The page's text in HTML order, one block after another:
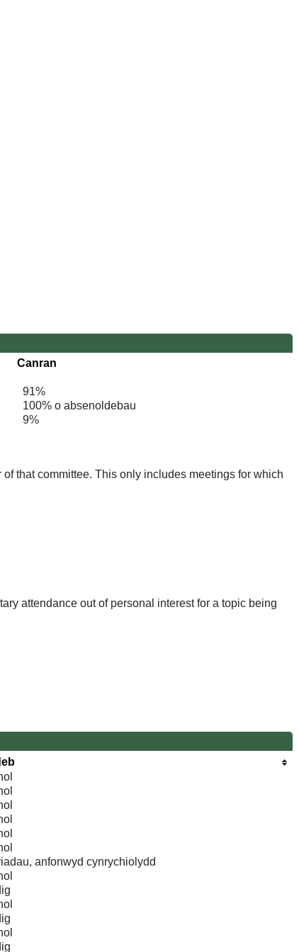
Canran
91%
100% o absenoldebau
9%
that committee. This only includes meetings for which
attendance out of personal interest for a topic being
anfonwyd cynrychiolydd